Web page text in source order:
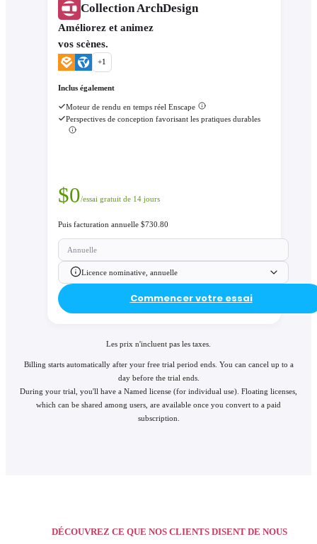
Collection ArchDesign
Améliorez et animez
vos scènes.
+1
Inclus également
Moteur de rendu en temps réel Enscape
Perspectives de conception favorisant les pratiques durables
$0/essai gratuit de 14 jours
Puis facturation annuelle $730.80
Annuelle
Licence nominative, annuelle
Commencer votre essai
Les prix n'incluent pas les taxes.
Billing starts automatically after your free trial period ends. You can cancel up to a
day before the trial ends.
During your trial, you'll have a Named license (for individual use). Floating licenses,
which can be shared among users, are available once you convert to a paid
subscription.
DÉCOUVREZ CE QUE NOS CLIENTS DISENT DE NOUS